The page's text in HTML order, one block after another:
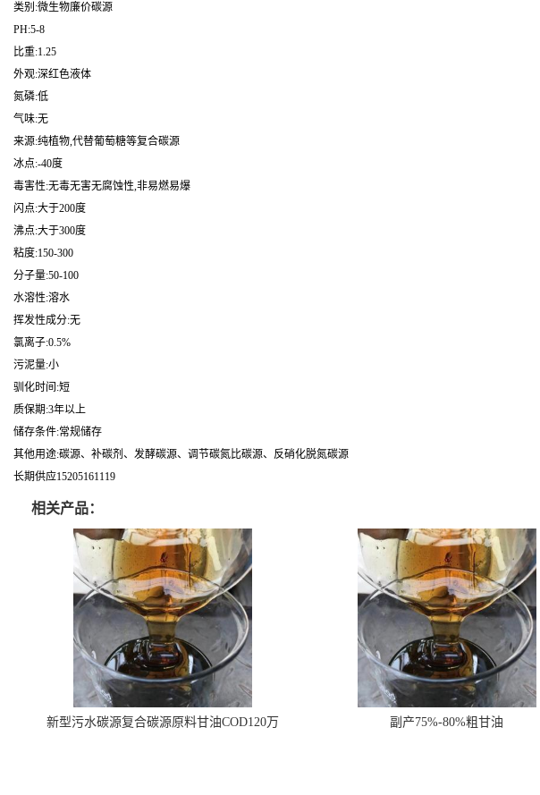
类别:微生物廉价碳源
PH:5-8
比重:1.25
外观:深红色液体
氮磷:低
气味:无
来源:纯植物,代替葡萄糖等复合碳源
冰点:-40度
毒害性:无毒无害无腐蚀性,非易燃易爆
闪点:大于200度
沸点:大于300度
粘度:150-300
分子量:50-100
水溶性:溶水
挥发性成分:无
氯离子:0.5%
污泥量:小
驯化时间:短
质保期:3年以上
储存条件:常规储存
其他用途:碳源、补碳剂、发酵碳源、调节碳氮比碳源、反硝化脱氮碳源
长期供应15205161119
相关产品：
新型污水碳源复合碳源原料甘油COD120万 副产75%-80%粗甘油